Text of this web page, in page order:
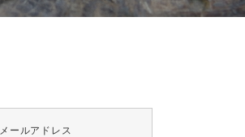
メールアドレス